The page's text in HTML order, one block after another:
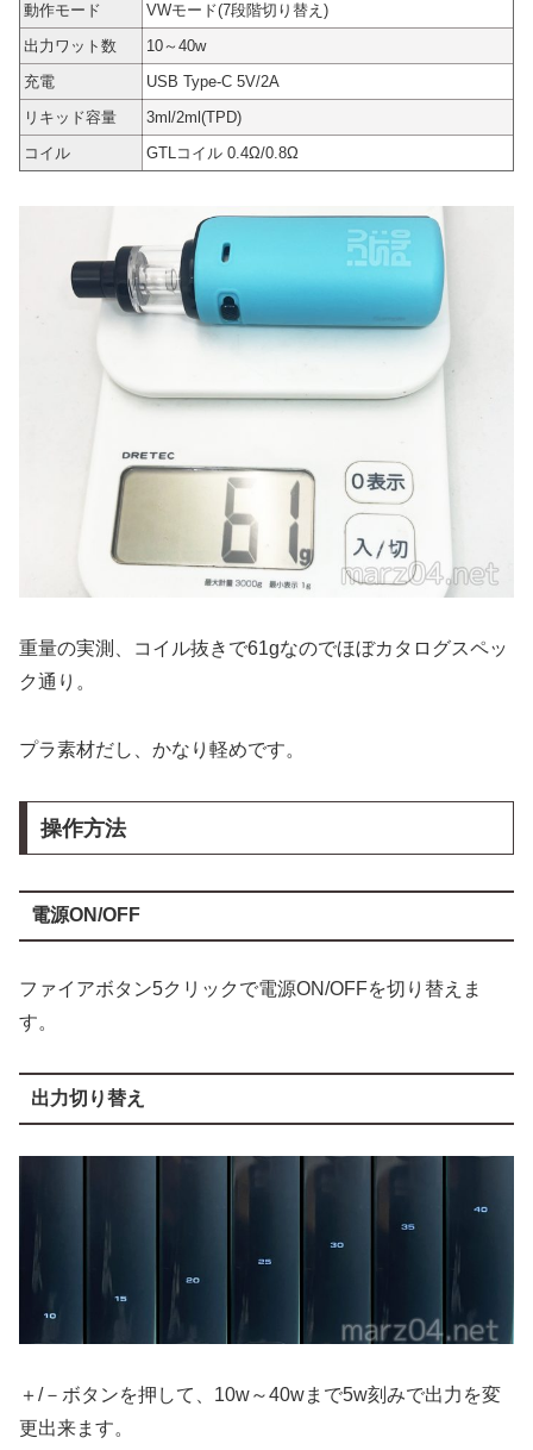
動作モード
VWモード(7段階切り替え)
出力ワット数
10～40w
充電
USB Type-C 5V/2A
リキッド容量
3ml/2ml(TPD)
コイル
GTLコイル 0.4Ω/0.8Ω
重量の実測、コイル抜きで61gなのでほぼカタログスペッ
ク通り。
プラ素材だし、かなり軽めです。
操作方法
電源ON/OFF
ファイアボタン5クリックで電源ON/OFFを切り替えま
す。
出力切り替え
＋/－ボタンを押して、10w～40wまで5w刻みで出力を変
更出来ます。